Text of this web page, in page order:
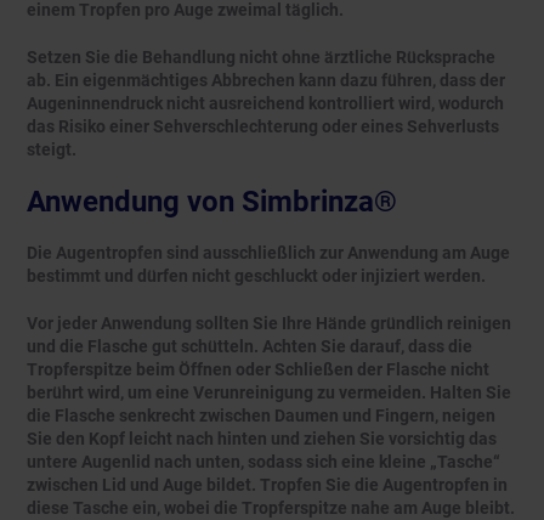
einem Tropfen pro Auge zweimal täglich.
Setzen Sie die Behandlung nicht ohne ärztliche Rücksprache
ab. Ein eigenmächtiges Abbrechen kann dazu führen, dass der
Augeninnendruck nicht ausreichend kontrolliert wird, wodurch
das Risiko einer Sehverschlechterung oder eines Sehverlusts
steigt.
Anwendung von Simbrinza®
Die Augentropfen sind ausschließlich zur Anwendung am Auge
bestimmt und dürfen nicht geschluckt oder injiziert werden.
Vor jeder Anwendung sollten Sie Ihre Hände gründlich reinigen
und die Flasche gut schütteln. Achten Sie darauf, dass die
Tropferspitze beim Öffnen oder Schließen der Flasche nicht
berührt wird, um eine Verunreinigung zu vermeiden. Halten Sie
die Flasche senkrecht zwischen Daumen und Fingern, neigen
Sie den Kopf leicht nach hinten und ziehen Sie vorsichtig das
untere Augenlid nach unten, sodass sich eine kleine „Tasche“
zwischen Lid und Auge bildet. Tropfen Sie die Augentropfen in
diese Tasche ein, wobei die Tropferspitze nahe am Auge bleibt.